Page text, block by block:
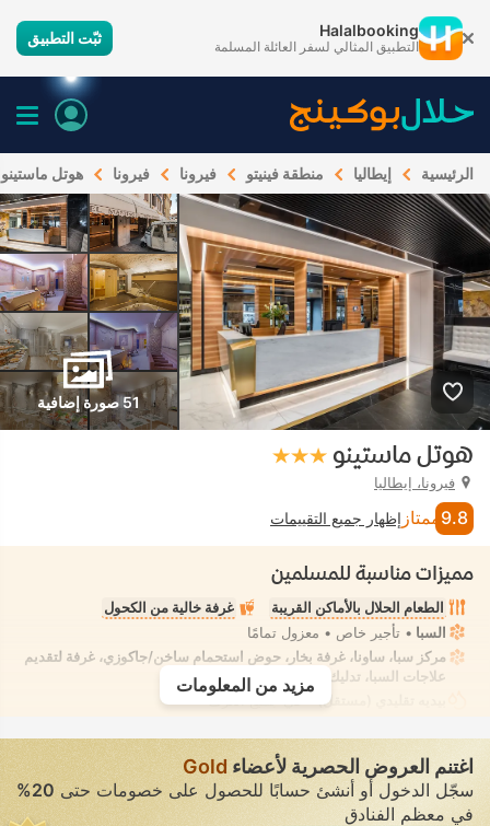
Halalbooking
التطبيق المثالي لسفر العائلة المسلمة ثبّت التطبيق
الرئيسية إيطاليا منطقة فينيتو فيرونا فيرونا هوتل ماستينو
51 صورة إضافية
هوتل ماستينو
فيرونا، إيطاليا
9.8 ممتاز إظهار جميع التقييمات
مميزات مناسبة للمسلمين
الطعام الحلال بالأماكن القريبة
غرفة خالية من الكحول
السبا • تأجير خاص • معزول تمامًا
مركز سبا، ساونا، غرفة بخار، حوض استحمام ساخن/جاكوزي، غرفة لتقديم
علاجات السبا، تدليك
• تأجير خاص • معزول تمامًا
بيديه تقليدي (مستقل)
• في جميع الغرف
مزيد من المعلومات
اغتنم العروض الحصرية لأعضاء Gold
سجّل الدخول أو أنشئ حسابًا للحصول على خصومات حتى20%
في معظم الفنادق